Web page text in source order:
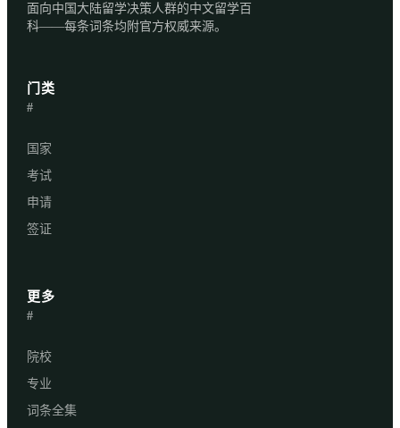
面向中国大陆留学决策人群的中文留学百
科——每条词条均附官方权威来源。
门类
#
国家
考试
申请
签证
更多
#
院校
专业
词条全集